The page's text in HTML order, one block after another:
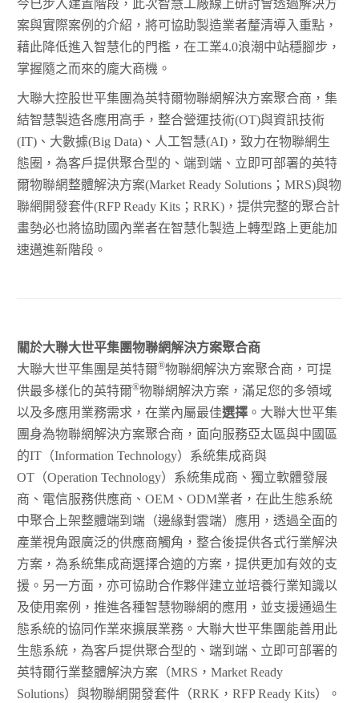
今已步入建置階段，此次智慧工廠線上研討會透過解決方
案與實際案例的介紹，將可協助製造業者釐清導入重點，
藉此降低進入智慧化的門檻，在工業4.0浪潮中站穩腳步，
掌握隨之而來的龐大商機。
大聯大控股世平集團為英特爾物聯網解決方案聚合商，集
結智慧製造各應用高手，整合營運技術(OT)與資訊技術
(IT)、大數據(Big Data)、人工智慧(AI)，致力在物聯網生
態圈，為客戶提供聚合型的、端到端、立即可部署的英特
爾物聯網整體解決方案(Market Ready Solutions；MRS)與物
聯網開發套件(RFP Ready Kits；RRK)，提供完整的聚合計
畫勢必也將協助國內業者在智慧化製造上轉型路上更能加
速邁進新階段。
關於大聯大世平集團物聯網解決方案聚合商
大聯大世平集團是英特爾®物聯網解決方案聚合商，可提
供最多樣化的英特爾®物聯網解決方案，滿足您的多領域
以及多應用業務需求，在業內屬最佳選擇 。大聯大世平集
團身為物聯網解決方案聚合商，面向服務亞太區與中國區
的IT（Information Technology）系統集成商與
OT（Operation Technology）系統集成商、獨立軟體發展
商、電信服務供應商、OEM、ODM業者，在此生態系統
中聚合上架整體端到端（邊緣對雲端）應用，透過全面的
產業視角跟廣泛的供應商觸角，整合後提供各式行業解決
方案，為系統集成商選擇合適的方案，提供更加有效的支
援。另一方面，亦可協助合作夥伴建立並培養行業知識以
及使用案例，推進各種智慧物聯網的應用，並支援通過生
態系統的協同作業來擴展業務。大聯大世平集團能善用此
生態系統，為客戶提供聚合型的、端到端、立即可部署的
英特爾行業整體解決方案（MRS，Market Ready
Solutions）與物聯網開發套件（RRK，RFP Ready Kits）。